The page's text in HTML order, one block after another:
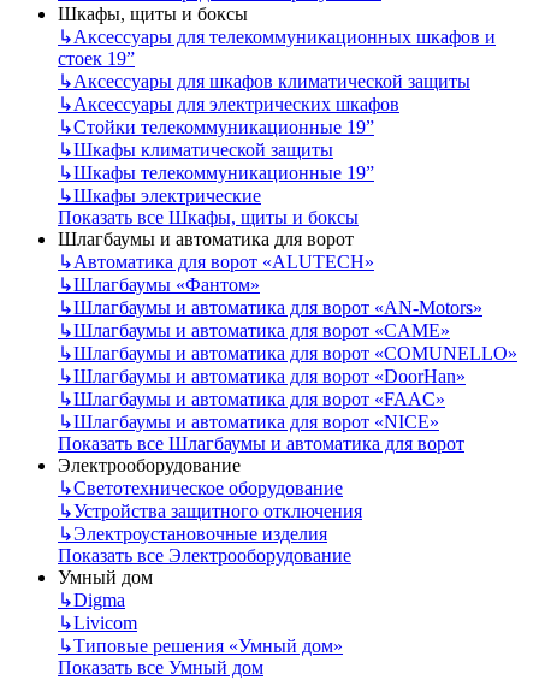
Шкафы, щиты и боксы
↳Аксессуары для телекоммуникационных шкафов и
стоек 19”
↳Аксессуары для шкафов климатической защиты
↳Аксессуары для электрических шкафов
↳Стойки телекоммуникационные 19”
↳Шкафы климатической защиты
↳Шкафы телекоммуникационные 19”
↳Шкафы электрические
Показать все Шкафы, щиты и боксы
Шлагбаумы и автоматика для ворот
↳Автоматика для ворот «ALUTECH»
↳Шлагбаумы «Фантом»
↳Шлагбаумы и автоматика для ворот «AN-Motors»
↳Шлагбаумы и автоматика для ворот «CAME»
↳Шлагбаумы и автоматика для ворот «COMUNELLO»
↳Шлагбаумы и автоматика для ворот «DoorHan»
↳Шлагбаумы и автоматика для ворот «FAAC»
↳Шлагбаумы и автоматика для ворот «NICE»
Показать все Шлагбаумы и автоматика для ворот
Электрооборудование
↳Светотехническое оборудование
↳Устройства защитного отключения
↳Электроустановочные изделия
Показать все Электрооборудование
Умный дом
↳Digma
↳Livicom
↳Типовые решения «Умный дом»
Показать все Умный дом